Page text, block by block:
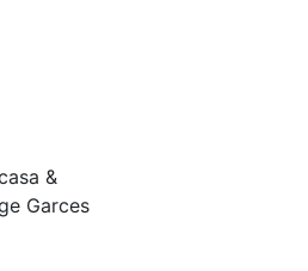
&
Garces